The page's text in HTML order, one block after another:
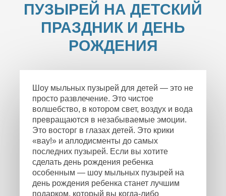
ПУЗЫРЕЙ НА ДЕТСКИЙ
ПРАЗДНИК И ДЕНЬ
РОЖДЕНИЯ
Шоу мыльных пузырей для детей — это не
просто развлечение. Это чистое
волшебство, в котором свет, воздух и вода
превращаются в незабываемые эмоции.
Это восторг в глазах детей. Это крики
«вау!» и аплодисменты до самых
последних пузырей. Если вы хотите
сделать день рождения ребенка
особенным — шоу мыльных пузырей на
день рождения ребенка станет лучшим
подарком, который вы когда-либо